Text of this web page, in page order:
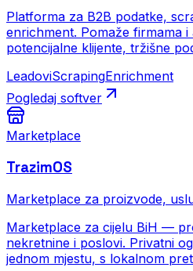
Platforma za B2B podatke,
enrichment. Pomaže firmama
potencijalne klijente, tržišne
LeadoviScrapingEnrichment
Pogledaj softver
Marketplace
TrazimOS
Marketplace za proizvode,
Marketplace za cijelu BiH —
nekretnine i poslovi. Privatni
jednom mjestu, s lokalnom